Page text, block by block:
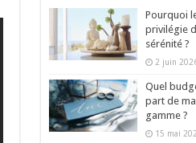
Pourquoi
privilégie
sérénité ?
2 juin
Quel
part de
gamme ?
15 mai